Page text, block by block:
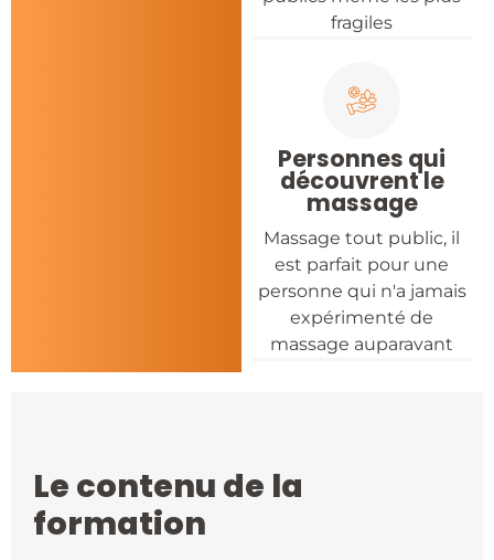
fragiles
Personnes qui
découvrent le
massage
Massage tout public, il
est parfait pour une
personne qui n'a jamais
expérimenté de
massage auparavant
Le contenu de la
formation